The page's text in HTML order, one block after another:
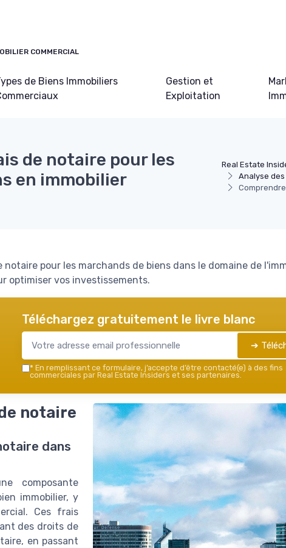
COMMERCIAL
de Biens Immobiliers
Gestion et
Exploitation
Real Estate
Analyse
de notaire pour les
en immobilier
pour les marchands de biens dans le domaine de
optimiser vos investissements.
Téléchargez gratuitement le livre blanc
➔
* En remplissant ce formulaire, j’accepte d’être contacté(e) à des fins
commerciales par Real Estate Insiders et ses partenaires.
notaire
dans
composante
immobilier, y
Ces frais
des droits de
en passant